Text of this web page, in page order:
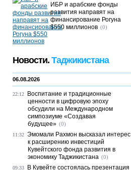
ИБР и арабские фонды
развития направят на
финансирование Рогуна
$550 миллионов (0)
Новости. Таджикистана
06.08.2026
22:12
Воспитание и традиционные
ценности в цифровую эпоху
обсудили на Международном
симпозиуме «Создавая
будущее» (0)
11:32 Эмомали Рахмон высказал интерес
к расширению инвестиций
Кувейтского фонда развития в
экономику Таджикистана (0)
09:33
В Кувейте состоялась презентация